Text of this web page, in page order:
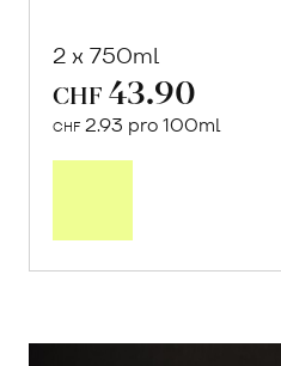
2 x 750ml
CHF 43.90
CHF 2.93 pro 100ml